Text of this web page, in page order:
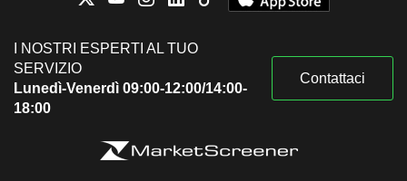
I NOSTRI ESPERTI AL TUO
SERVIZIO
Lunedì-Venerdì 09:00-12:00/14:00-
18:00
Contattaci